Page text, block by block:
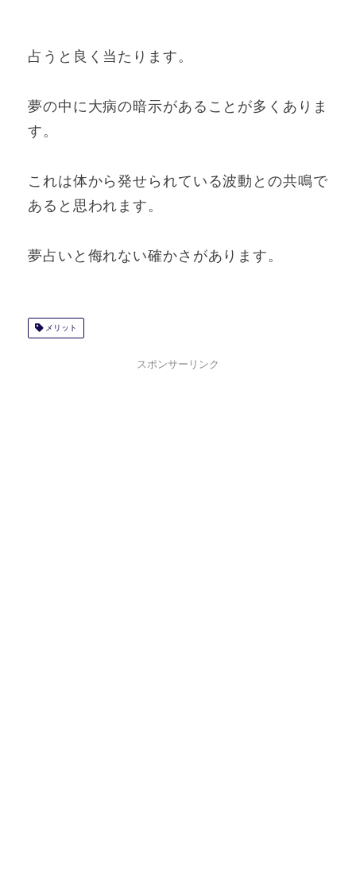
占うと良く当たります。
夢の中に大病の暗示があることが多くありま
す。
これは体から発せられている波動との共鳴で
あると思われます。
夢占いと侮れない確かさがあります。
メリット
スポンサーリンク